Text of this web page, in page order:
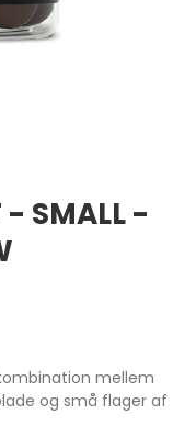
- SMALL -
mellem
og små flager af